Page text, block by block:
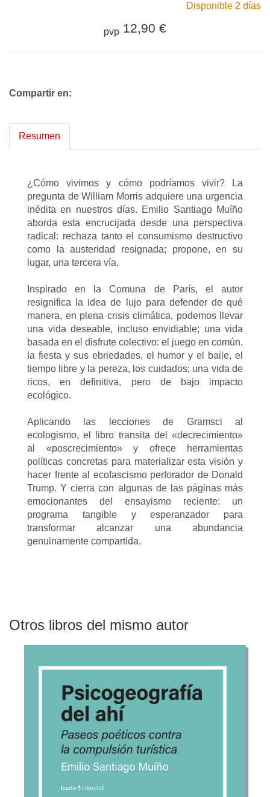
Disponible 2 días
pvp 12,90 €
Compartir en:
Resumen
¿Cómo vivimos y cómo podríamos vivir? La
pregunta de William Morris adquiere una urgencia
inédita en nuestros días. Emilio Santiago Muíño
aborda esta encrucijada desde una perspectiva
radical: rechaza tanto el consumismo destructivo
como la austeridad resignada; propone, en su
lugar, una tercera vía.
Inspirado en la Comuna de París, el autor
resignifica la idea de lujo para defender de qué
manera, en plena crisis climática, podemos llevar
una vida deseable, incluso envidiable; una vida
basada en el disfrute colectivo: el juego en común,
la fiesta y sus ebriedades, el humor y el baile, el
tiempo libre y la pereza, los cuidados; una vida de
ricos, en definitiva, pero de bajo impacto
ecológico.
Aplicando las lecciones de Gramsci al
ecologismo, el libro transita del «decrecimiento»
al «poscrecimiento» y ofrece herramientas
políticas concretas para materializar esta visión y
hacer frente al ecofascismo perforador de Donald
Trump. Y cierra con algunas de las páginas más
emocionantes del ensayismo reciente: un
programa tangible y esperanzador para
transformar alcanzar una abundancia
genuinamente compartida.
Otros libros del mismo autor